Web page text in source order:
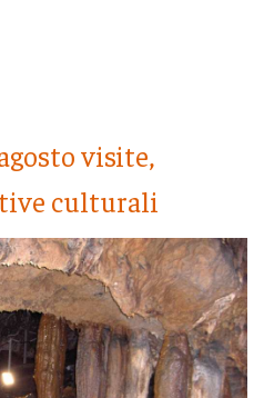
visite,
culturali